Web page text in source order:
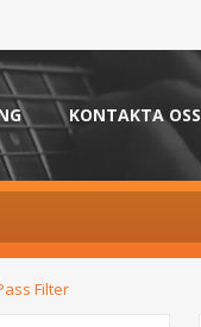
KONTAKTA OSS
Filter